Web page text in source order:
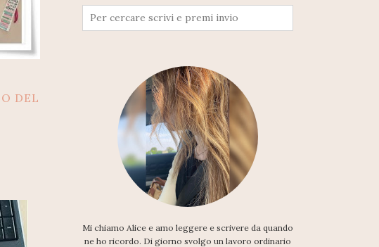
DEL
Mi chiamo Alice e amo leggere e scrivere da quando
ne ho ricordo. Di giorno svolgo un lavoro ordinario